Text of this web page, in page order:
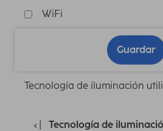
WiFi
Guardar
Tecnología de iluminación
Tecnología de